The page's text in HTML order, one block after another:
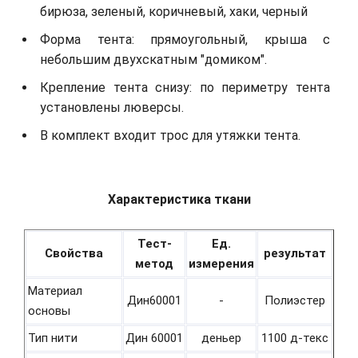
бирюза, зеленый, коричневый, хаки, черный
Форма тента: прямоугольный, крыша с
небольшим двухскатным "домиком".
Крепление тента снизу: по периметру тента
установлены люверсы.
В комплект входит трос для утяжки тента.
Характеристика ткани
Свойства
Тест-
метод
Ед.
измерения
результат
Материал
основы
Дин60001 - Полиэстер
Тип нити Дин 60001 деньер 1100 д-текс